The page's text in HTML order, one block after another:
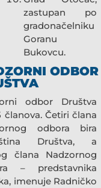
zastupan po
gradonačelniku
Goranu
Bukovcu.
ODBOR
odbor Društva
članova. Četiri člana
odbora bira
Društva, a
člana Nadzornog
– predstavnika
imenuje Radničko